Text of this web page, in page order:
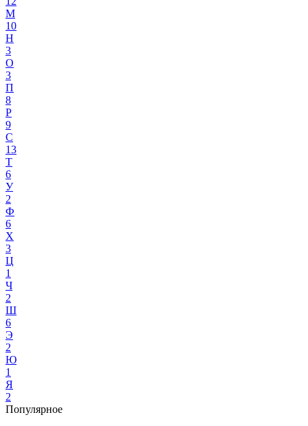
М
10
Н
3
О
3
П
8
Р
9
С
13
Т
6
У
2
Ф
6
Х
3
Ц
1
Ч
2
Ш
6
Э
2
Ю
1
Я
2
Популярное